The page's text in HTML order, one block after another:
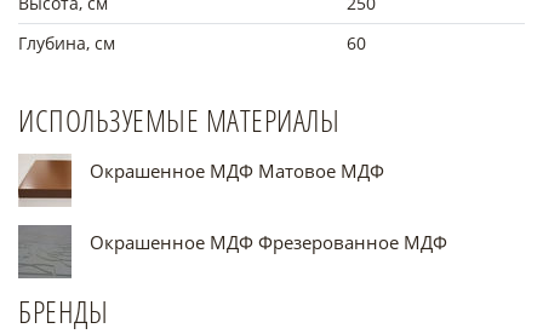
Глубина, см
60
ИСПОЛЬЗУЕМЫЕ МАТЕРИАЛЫ
Окрашенное МДФ Матовое МДФ
Окрашенное МДФ Фрезерованное МДФ
БРЕНДЫ